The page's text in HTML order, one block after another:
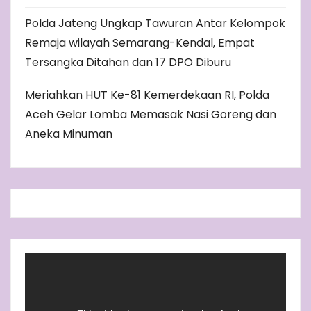
Polda Jateng Ungkap Tawuran Antar Kelompok
Remaja wilayah Semarang-Kendal, Empat
Tersangka Ditahan dan 17 DPO Diburu
Meriahkan HUT Ke-81 Kemerdekaan RI, Polda
Aceh Gelar Lomba Memasak Nasi Goreng dan
Aneka Minuman